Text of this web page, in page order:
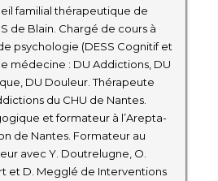
familial thérapeutique de
de Blain. Chargé de cours à
psychologie (DESS Cognitif et
médecine : DU Addictions, DU
DU Douleur. Thérapeute
du CHU de Nantes.
et formateur à l’Arepta-
de Nantes. Formateur au
avec Y. Doutrelugne, O.
et D. Megglé de Interventions